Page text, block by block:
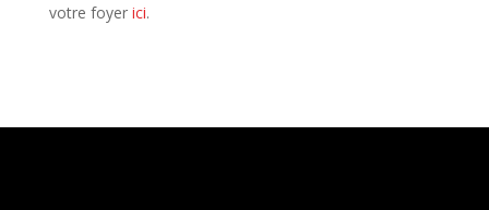
votre foyer ici.